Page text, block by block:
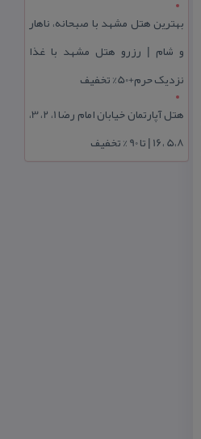
بهترین هتل مشهد با صبحانه، ناهار
و شام | رزرو هتل مشهد با غذا
نزدیک حرم+50% تخفیف
هتل آپارتمان خیابان امام رضا 1، 2، 3،
5،8 ،16 | تا 90 % تخفیف